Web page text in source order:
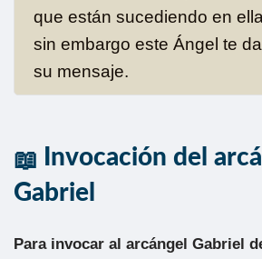
que están sucediendo en
sin embargo este Ángel te
su mensaje.
Invocación del
Gabriel
Para invocar al arcángel Gabriel